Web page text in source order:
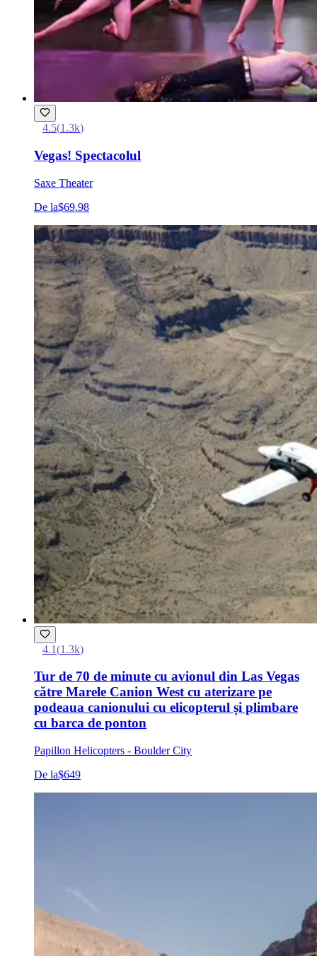
4.5(1.3k)
Vegas! Spectacolul
Saxe Theater
De la$69.98
4.1(1.3k)
Tur de 70 de minute cu avionul din Las Vegas
către Marele Canion West cu aterizare pe
podeaua canionului cu elicopterul și plimbare
cu barca de ponton
Papillon Helicopters - Boulder City
De la$649